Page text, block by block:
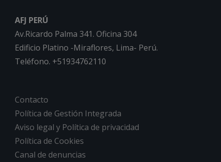
AFJ PERÚ
Av.Ricardo Palma 341. Oficina 304
Edificio Platino -Miraflores, Lima- Perú.
Teléfono. +51934762110
Contacto
Política de Gestión Integrada
Aviso legal y Política de privacidad
Política de Cookies
Canal de denuncias